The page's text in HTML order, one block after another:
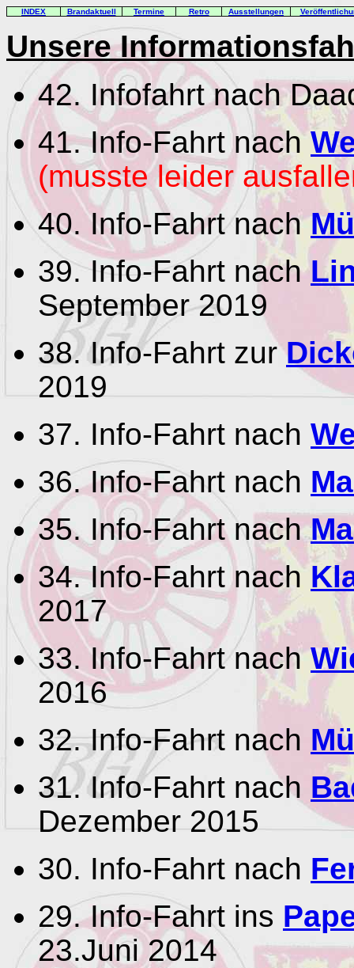
INDEX Brandaktuell Termine Retro Ausstellungen
Unsere
42. Infofahrt nach
41. Info-Fahrt nach
(musste leider
40. Info-Fahrt nach
39. Info-Fahrt nach
September 2019
38. Info-Fahrt zur
2019
37. Info-Fahrt nach
36. Info-Fahrt nach
35. Info-Fahrt nach
34. Info-Fahrt nach
2017
33. Info-Fahrt nach
2016
32. Info-Fahrt nach
31. Info-Fahrt nach
Dezember 2015
30. Info-Fahrt nach
29. Info-Fahrt ins
23.Juni 2014